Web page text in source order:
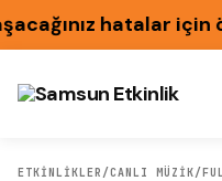
hatalar için
ETKİNLİKLER /CANLI MÜZIK/